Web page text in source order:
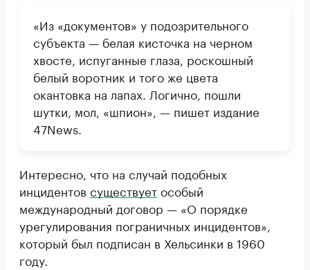
«Из «документов» у подозрительного
субъекта — белая кисточка на черном
хвосте, испуганные глаза, роскошный
белый воротник и того же цвета
окантовка на лапах. Логично, пошли
шутки, мол, «шпион», — пишет издание
47News.
Интересно, что на случай подобных
инцидентов существуетособый
международный договор — «О порядке
урегулирования пограничных инцидентов»,
который был подписан в Хельсинки в 1960
году.